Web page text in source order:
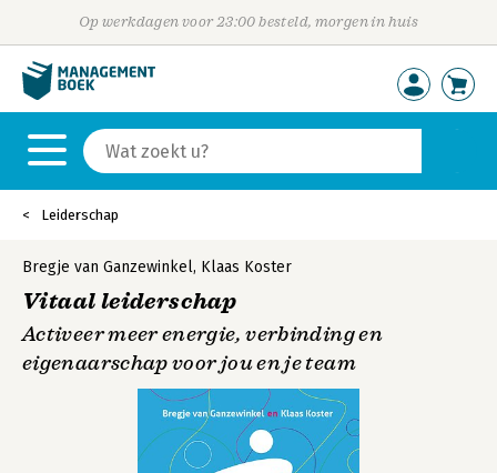
Op werkdagen voor 23:00 besteld, morgen in huis
Leiderschap
Bregje van Ganzewinkel, Klaas Koster
Vitaal leiderschap
Activeer meer energie, verbinding en
eigenaarschap voor jou en je team